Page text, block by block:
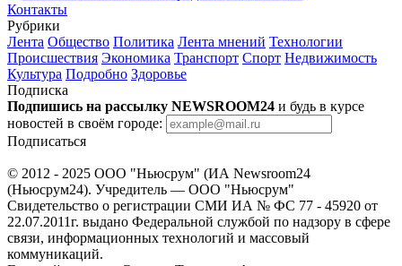
Контакты
Рубрики
Лента Общество Политика Лента мнений Технологии
Происшествия Экономика Транспорт Спорт Недвижимость
Культура Подробно Здоровье
Подписка
Подпишись на рассылку NEWSROOM24 и будь в курсе
новостей в своём городе:
Подписаться
© 2012 - 2025 ООО "Ньюсрум" (ИА Newsroom24
(Ньюсрум24). Учредитель — ООО "Ньюсрум"
Свидетельство о регистрации СМИ ИА № ФС 77 - 45920 от
22.07.2011г. выдано Федеральной службой по надзору в сфере
связи, информационных технологий и массовый
коммуникаций.